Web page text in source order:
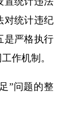
对统计违纪
是严格执行
作机制。
”问题的整